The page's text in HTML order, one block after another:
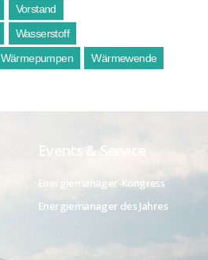
Vorstand
Wasserstoff
Wärmepumpen Wärmewende
Events & Service
Energiemanager-Kongress
Energiemanager des Jahres